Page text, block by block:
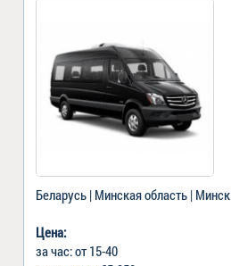
Беларусь | Минская область | Минск
Цена:
за час: от 15-40